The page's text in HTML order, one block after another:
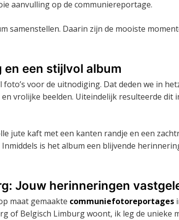
aanvulling op de communiereportage.
samenstellen. Daarin zijn de mooiste
een stijlvol album
voor de uitnodiging. Dat deden we in
vrolijke beelden. Uiteindelijk resulteerde dit
jute kaft met een kanten randje en een
is het album een blijvende
Jouw herinneringen
maat gemaakte communiefotoreportages
of Belgisch Limburg woont, ik leg de unieke